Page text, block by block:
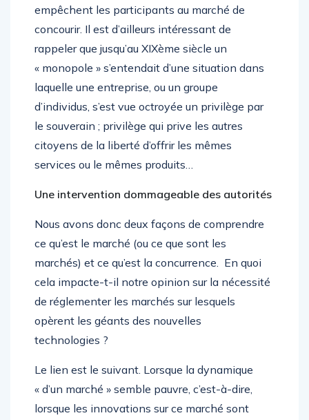
empêchent les participants au marché de
concourir. Il est d’ailleurs intéressant de
rappeler que jusqu’au XIXème siècle un
« monopole » s’entendait d’une situation dans
laquelle une entreprise, ou un groupe
d’individus, s’est vue octroyée un privilège par
le souverain ; privilège qui prive les autres
citoyens de la liberté d’offrir les mêmes
services ou le mêmes produits…
Une intervention dommageable des autorités
Nous avons donc deux façons de comprendre
ce qu’est le marché (ou ce que sont les
marchés) et ce qu’est la concurrence. En quoi
cela impacte-t-il notre opinion sur la nécessité
de réglementer les marchés sur lesquels
opèrent les géants des nouvelles
technologies ?
Le lien est le suivant. Lorsque la dynamique
« d’un marché » semble pauvre, c’est-à-dire,
lorsque les innovations sur ce marché sont